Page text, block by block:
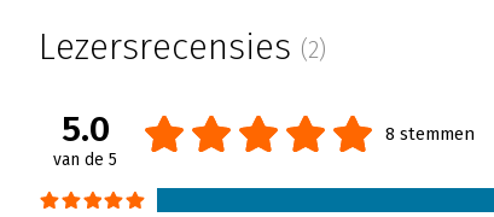
Lezersrecensies (2)
5.0
van de 5
8 stemmen